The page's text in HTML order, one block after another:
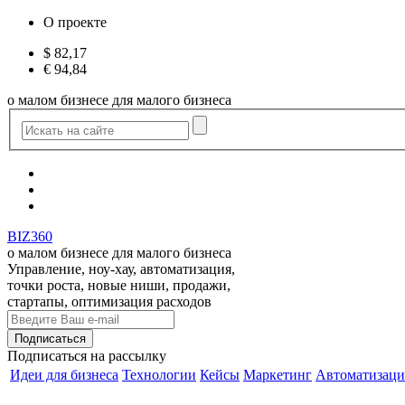
О проекте
$ 82,17
€ 94,84
о малом бизнесе для малого бизнеса
BIZ360
о малом бизнесе для малого бизнеса
Управление, ноу-хау, автоматизация,
точки роста, новые ниши, продажи,
стартапы, оптимизация расходов
Подписаться на рассылку
Идеи для бизнеса Технологии Кейсы Маркетинг